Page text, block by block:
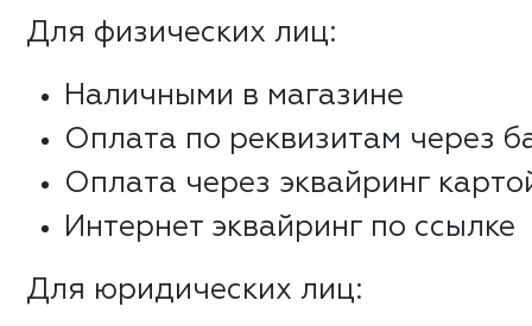
Для физических лиц:
Наличными в магазине
Оплата по реквизитам через
Оплата через эквайринг
Интернет эквайринг по ссылке
Для юридических лиц: